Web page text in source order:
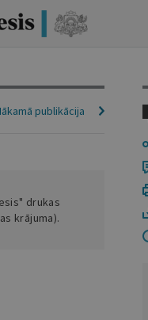
publikācija
drukas
krājuma).